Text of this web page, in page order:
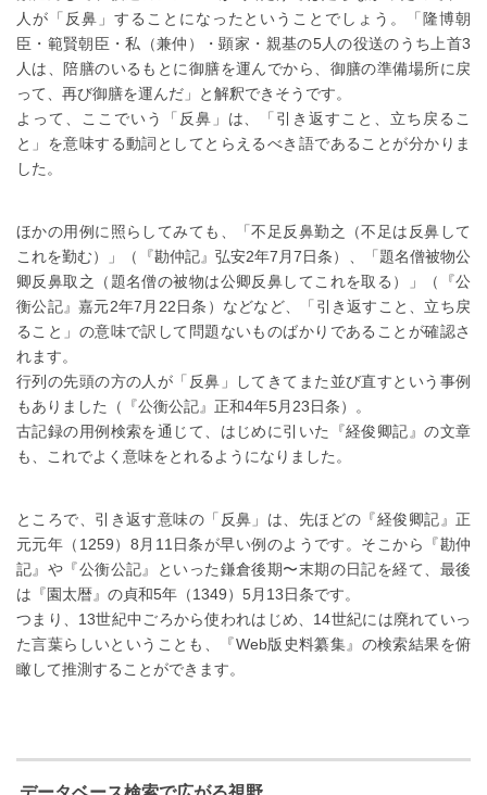
人が「反鼻」することになったということでしょう。「隆博朝
臣・範賢朝臣・私（兼仲）・顕家・親基の5人の役送のうち上首3
人は、陪膳のいるもとに御膳を運んでから、御膳の準備場所に戻
って、再び御膳を運んだ」と解釈できそうです。
よって、ここでいう「反鼻」は、「引き返すこと、立ち戻るこ
と」を意味する動詞としてとらえるべき語であることが分かりま
した。
ほかの用例に照らしてみても、「不足反鼻勤之（不足は反鼻して
これを勤む）」（『勘仲記』弘安2年7月7日条）、「題名僧被物公
卿反鼻取之（題名僧の被物は公卿反鼻してこれを取る）」（『公
衡公記』嘉元2年7月22日条）などなど、「引き返すこと、立ち戻
ること」の意味で訳して問題ないものばかりであることが確認さ
れます。
行列の先頭の方の人が「反鼻」してきてまた並び直すという事例
もありました（『公衡公記』正和4年5月23日条）。
古記録の用例検索を通じて、はじめに引いた『経俊卿記』の文章
も、これでよく意味をとれるようになりました。
ところで、引き返す意味の「反鼻」は、先ほどの『経俊卿記』正
元元年（1259）8月11日条が早い例のようです。そこから『勘仲
記』や『公衡公記』といった鎌倉後期〜末期の日記を経て、最後
は『園太暦』の貞和5年（1349）5月13日条です。
つまり、13世紀中ごろから使われはじめ、14世紀には廃れていっ
た言葉らしいということも、『Web版史料纂集』の検索結果を俯
瞰して推測することができます。